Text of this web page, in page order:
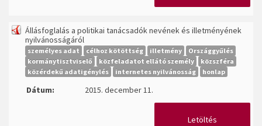
Állásfoglalás a politikai tanácsadók nevének és illetményének
nyilvánosságáról
személyes adat célhoz kötöttség illetmény
Országgyűlés
kormánytisztviselő
közfeladatot ellátó személy
közszféra
közérdekű adatigénylés
internetes nyilvánosság honlap
Dátum: 2015. december 11.
Letöltés